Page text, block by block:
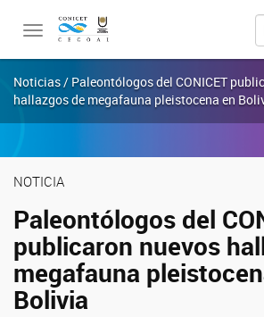
Toggle
Noticias / Paleontólogos del CONICET
hallazgos de megafauna pleistocena en
NOTICIA
Paleontólogos del
publicaron nuevos
megafauna
Bolivia